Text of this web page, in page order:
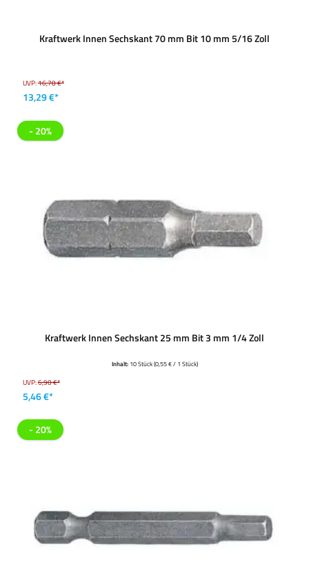
Kraftwerk Innen Sechskant 70 mm Bit 10 mm 5/16 Zoll
UVP:16,78 €*
13,29 €*
- 20%
Kraftwerk Innen Sechskant 25 mm Bit 3 mm 1/4 Zoll
Inhalt: 10 Stück(0,55 € / 1 Stück)
UVP:6,90 €*
5,46 €*
- 20%